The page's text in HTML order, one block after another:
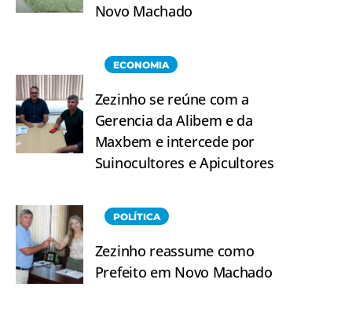
Novo Machado
ECONOMIA
Zezinho se reúne com a
Gerencia da Alibem e da
Maxbem e intercede por
Suinocultores e Apicultores
POLÍTICA
Zezinho reassume como
Prefeito em Novo Machado